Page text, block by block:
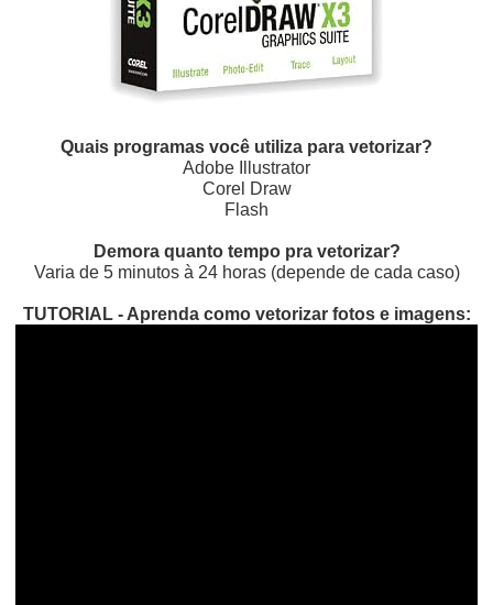
Quais programas você utiliza para vetorizar?
Adobe Illustrator
Corel Draw
Flash
Demora quanto tempo pra vetorizar?
Varia de 5 minutos à 24 horas (depende de cada caso)
TUTORIAL - Aprenda como vetorizar fotos e imagens: